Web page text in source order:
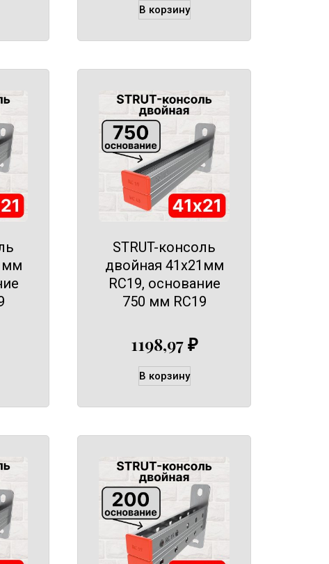
В корзину
STRUT-консоль
двойная 41х21мм
RC19, основание
750 мм RC19
1198,97₽
В корзину